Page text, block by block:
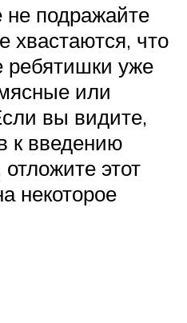
подражайте
хвастаются, что
ребятишки уже
или
вы видите,
к введению
этот
некоторое